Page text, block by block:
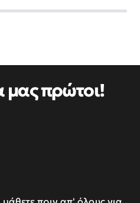
μας πρώτοι!